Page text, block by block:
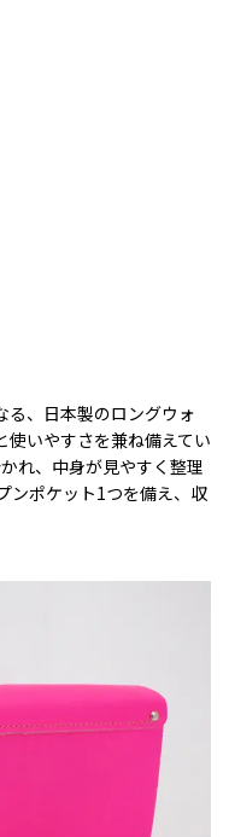
る、日本製のロングウォ
使いやすさを兼ね備えてい
れ、中身が見やすく整理
ンポケット1つを備え、収